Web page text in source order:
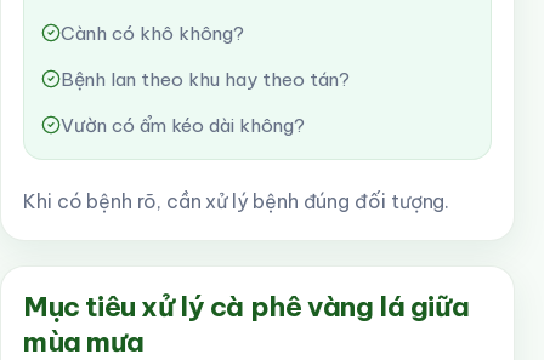
Cành có khô không?
Bệnh lan theo khu hay theo tán?
Vườn có ẩm kéo dài không?
Khi có bệnh rõ, cần xử lý bệnh đúng đối tượng.
Mục tiêu xử lý cà phê vàng lá giữa
mùa mưa